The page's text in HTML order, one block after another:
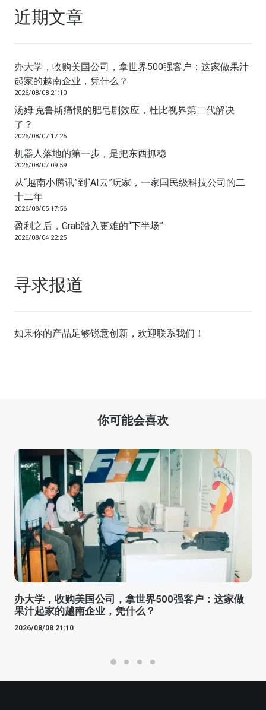
近期文章
办大学，收购美国公司，拿世界500强客户：这家做果汁
起家的越南企业，凭什么？
2026/08/08 21:10
汤姆·克鲁斯痛恨的肥皂剧效应，杜比视界第二代解决
了？
2026/08/07 17:25
机器人落地的第一步，是把东西抓稳
2026/08/07 09:59
从“越南小腾讯”到“AI云”玩家，一家国民级科技公司的二
十二年
2026/08/05 17:56
盈利之后，Grab踏入更难的“下半场”
2026/08/04 22:25
寻求报道
如果你的产品足够锐意创新，欢迎联系我们 ！
你可能会喜欢
办大学，收购美国公司，拿世界500强客户：这家做
果汁起家的越南企业，凭什么？
2026/08/08 21:10